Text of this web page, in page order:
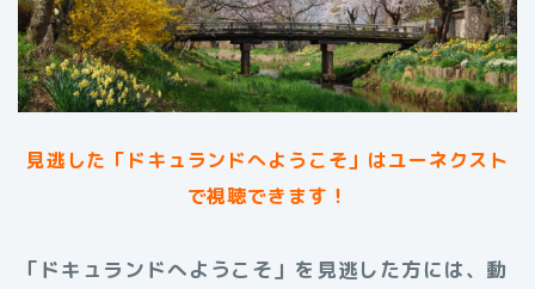
見逃した「ドキュランドへようこそ」はユーネクスト
で視聴できます！
「ドキュランドへようこそ」を見逃した方には、動